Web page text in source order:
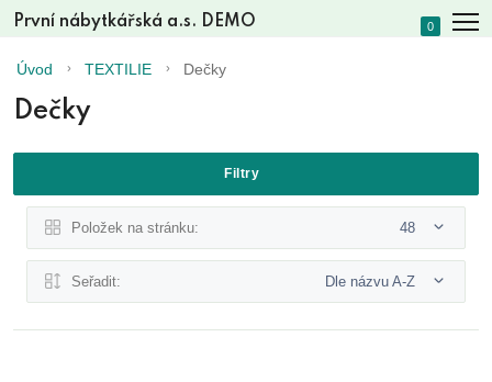
První nábytkářská a.s. DEMO 0
Úvod TEXTILIE Dečky
Dečky
Filtry
Položek na stránku: 48
Seřadit: Dle názvu A-Z